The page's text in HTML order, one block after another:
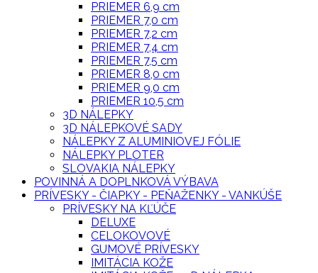
PRIEMER 6,9 cm
PRIEMER 7,0 cm
PRIEMER 7,2 cm
PRIEMER 7,4 cm
PRIEMER 7,5 cm
PRIEMER 8,0 cm
PRIEMER 9,0 cm
PRIEMER 10,5 cm
3D NÁLEPKY
3D NÁLEPKOVÉ SADY
NÁLEPKY Z ALUMINIOVEJ FÓLIE
NÁLEPKY PLOTER
SLOVAKIA NÁLEPKY
POVINNÁ A DOPLNKOVÁ VÝBAVA
PRÍVESKY - ČIAPKY - PEŇAŽENKY - VANKÚŠE
PRÍVESKY NA KĽÚČE
DELUXE
CELOKOVOVÉ
GUMOVÉ PRÍVESKY
IMITÁCIA KOŽE